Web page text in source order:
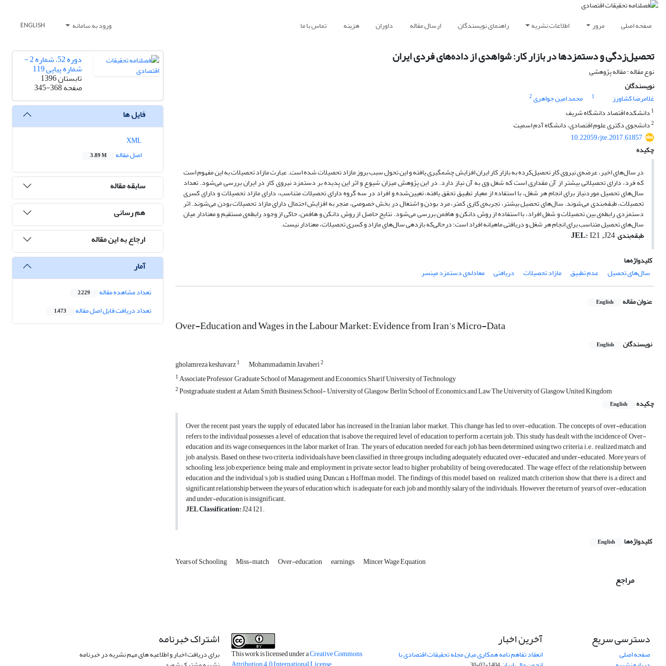
صفحه اصلی مرور اطلاعات نشریه راهنمای نویسندگان ارسال مقاله داوران هزینه تماس با ما ورود به سامانه ENGLISH
تحصیل‌زدگی و دستمزدها در بازار کار: شواهدی از داده‌های فردی ایران
نوع مقاله : مقاله پژوهشی
نویسندگان
غلامرضا کشاورز
1 محمد امین جواهری2
1 دانشکده اقتصاد دانشگاه شریف
2دانشجوی دکتری علوم اقتصادی، دانشگاه آدم اسمیت‌
10.22059/jte.2017.61857
چکیده
در سال‌های اخیر، عرضه‌ی نیروی کار تحصیل‌کرده به بازار کار ایران افزایش چشم­گیری یافته و این تحول سبب بروز مازاد تحصیلات شده است. عبارت مازاد تحصیلات به این مفهوم است
که فرد، دارای تحصیلاتی بیشتر از آن مقداری است که شغل وی به آن نیاز دارد. در این پژوهش میزان شیوع و اثر این پدیده بر دستمزد نیروی کار در ایران بررسی می‌شود. تعداد
سال‌های تحصیل موردنیاز برای انجام هر شغل، با استفاده از معیار تطبیق تحقق‌ یافته، تعیین‌شده و افراد در سه گروه دارای تحصیلات متناسب، دارای مازاد تحصیلات و دارای کسری
تحصیلات، طبقه‌بندی می‌شوند. سال‌های تحصیل بیشتر، تجربه‌ی کاری کمتر، مرد بودن و اشتغال در بخش خصوصی، منجر به افزایش احتمال دارای مازاد تحصیلات بودن می‌شوند. اثر
دستمزدی رابطه‌ی بین تحصیلات و شغل افراد، با استفاده از روش دانکن و هافمن بررسی می‌شود. نتایج حاصل از روش دانکن و هافمن، حاکی از وجود رابطه‌ی مستقیم و معنادار میان
سال‌های تحصیل متناسب برای انجام هر شغل و دریافتی ماهیانه افراد است؛ درحالی‌که بازدهی سال‌های مازاد و کسری تحصیلات، معنادار نیست.
طبقه‌بندی
JEL: I21 ,J24
کلیدواژه‌ها
سال‌های تحصیل
عدم تطبیق مازاد تحصیلات دریافتی معادله‌ی دستمزد مینسر
عنوان مقاله English
Over-Education and Wages in the Labour Market: Evidence from Iran's Micro-Data
نویسندگان English
gholamreza keshavarz1 Mohammadamin Javaheri2
1Associate Professor, Graduate School of Management and Economics, Sharif University of Technology
2Postgraduate student at Adam Smith Business School- University of Glasgow, Berlin School of Economics and Law The University of Glasgow United Kingdom
چکیده
English
Over the recent past years the supply of educated labor has increased in the Iranian labor market. This change has led to over-education. The concepts of over-education
refers to the individual possesses a level of education that is above the required level of education to perform a certain job. This study has dealt with the incidence of Over-
education and its wage consequences in the labor market of Iran. The years of education needed for each job has been determined using two criteria, i.e., realized match and
job analysis. Based on these two criteria, individuals have been classified in three groups including adequately educated, over-educated and under-educated. More years of
schooling, less job experience, being male and employment in private sector lead to higher probability of being overeducated. The wage effect of the relationship between
education and the individual’s job is studied using Duncan & Hoffman model. The findings of this model based on realized match criterion show that there is a direct and
significant relationship between the years of education which is adequate for each job and monthly salary of the individuals. However, the return of years of over-education
and under-education is insignificant.
JEL Classification:J24, I21.
کلیدواژه‌ها English
Years of Schooling Miss-match Over-education earnings Mincer Wage Equation
مراجع
دوره 52، شماره 2 -
شماره پیاپی 119
تابستان 1396
صفحه345-368
فایل ها
اصل مقاله
3.89 M
سابقه مقاله
هم رسانی
ارجاع به این مقاله
آمار
تعداد مشاهده مقاله 2,229
تعداد دریافت فایل اصل مقاله 1,473
دسترسی سریع
صفحه اصلی
آخرین اخبار
انعقاد تفاهم نامه همکاری میان مجله تحقیقات اقتصادی با This work is licensed under aCreative Commons
اشتراک خبرنامه
برای دریافت اخبار و اطلاعیه های مهم نشریه در خبرنامه